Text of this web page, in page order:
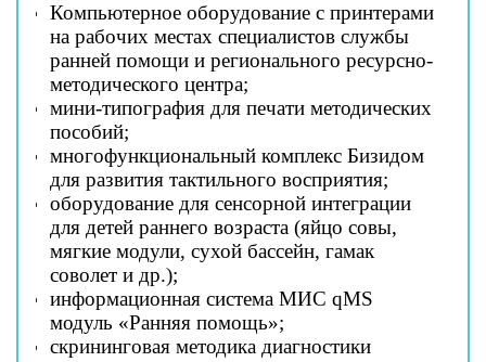
Компьютерное оборудование с принтерами
на рабочих местах специалистов службы
ранней помощи и регионального ресурсно-
методического центра;
мини-типография для печати методических
пособий;
многофункциональный комплекс Бизидом
для развития тактильного восприятия;
оборудование для сенсорной интеграции
для детей раннего возраста (яйцо совы,
мягкие модули, сухой бассейн, гамак
соволет и др.);
информационная система МИСqMS
модуль «Ранняя помощь»;
скрининговая методика диагностики